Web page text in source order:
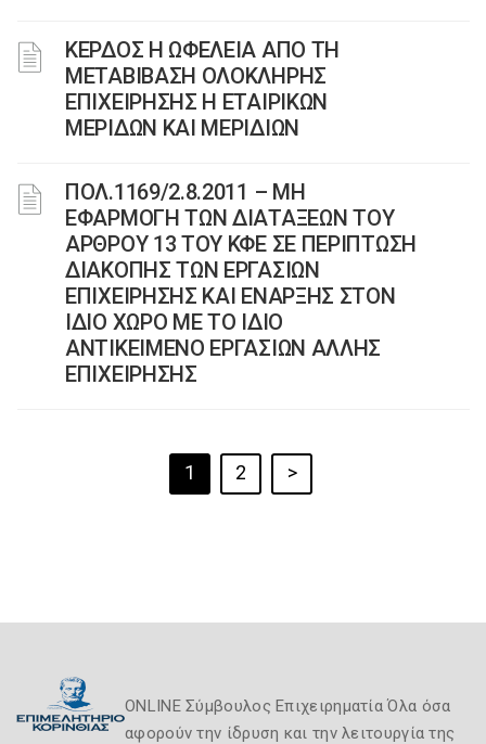
ΚΕΡΔΟΣ Η ΩΦΕΛΕΙΑ ΑΠΟ ΤΗ
ΜΕΤΑΒΙΒΑΣΗ ΟΛΟΚΛΗΡΗΣ
ΕΠΙΧΕΙΡΗΣΗΣ Η ΕΤΑΙΡΙΚΩΝ
ΜΕΡΙΔΩΝ ΚΑΙ ΜΕΡΙΔΙΩΝ
ΠΟΛ.1169/2.8.2011 – ΜΗ
ΕΦΑΡΜΟΓΗ ΤΩΝ ΔΙΑΤΑΞΕΩΝ ΤΟΥ
ΑΡΘΡΟΥ 13 ΤΟΥ ΚΦΕ ΣΕ ΠΕΡΙΠΤΩΣΗ
ΔΙΑΚΟΠΗΣ ΤΩΝ ΕΡΓΑΣΙΩΝ
ΕΠΙΧΕΙΡΗΣΗΣ ΚΑΙ ΕΝΑΡΞΗΣ ΣΤΟΝ
ΙΔΙΟ ΧΩΡΟ ΜΕ ΤΟ ΙΔΙΟ
ΑΝΤΙΚΕΙΜΕΝΟ ΕΡΓΑΣΙΩΝ ΑΛΛΗΣ
ΕΠΙΧΕΙΡΗΣΗΣ
1 2 >
ONLINE Σύμβουλος Επιχειρηματία Όλα όσα
αφορούν την ίδρυση και την λειτουργία της